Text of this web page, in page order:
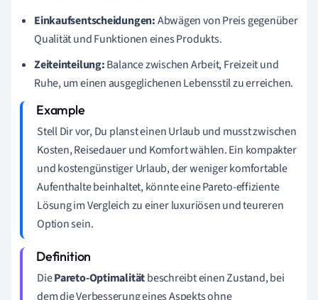
Einkaufsentscheidungen:Abwägen von Preis gegenüber
Qualität und Funktionen eines Produkts.
Zeiteinteilung:Balance zwischen Arbeit, Freizeit und
Ruhe, um einen ausgeglichenen Lebensstil zu erreichen.
Stell Dir vor, Du planst einen Urlaub und musst zwischen
Kosten, Reisedauer und Komfort wählen. Ein kompakter
und kostengünstiger Urlaub, der weniger komfortable
Aufenthalte beinhaltet, könnte eine Pareto-effiziente
Lösung im Vergleich zu einer luxuriösen und teureren
Option sein.
DiePareto-Optimalitätbeschreibt einen Zustand, bei
dem die Verbesserung eines Aspekts ohne